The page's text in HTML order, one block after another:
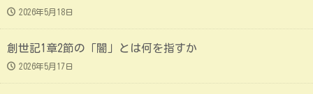
2026年5月18日
創世記1章2節の「闇」とは何を指すか
2026年5月17日